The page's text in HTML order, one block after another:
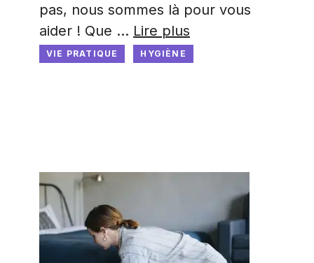
pas, nous sommes là pour vous
aider ! Que … Lire plus
VIE PRATIQUE HYGIÈNE